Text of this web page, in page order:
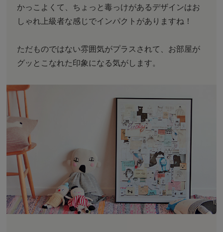
かっこよくて、ちょっと毒っけがあるデザインはお
しゃれ上級者な感じでインパクトがありますね！
ただものではない雰囲気がプラスされて、お部屋が
グッとこなれた印象になる気がします。